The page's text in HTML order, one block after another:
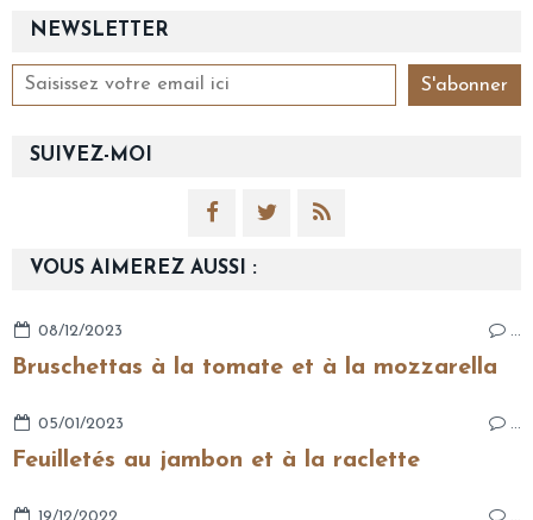
NEWSLETTER
SUIVEZ-MOI
VOUS AIMEREZ AUSSI :
08/12/2023 …
Bruschettas à la tomate et à la mozzarella
05/01/2023 …
Feuilletés au jambon et à la raclette
19/12/2022 …